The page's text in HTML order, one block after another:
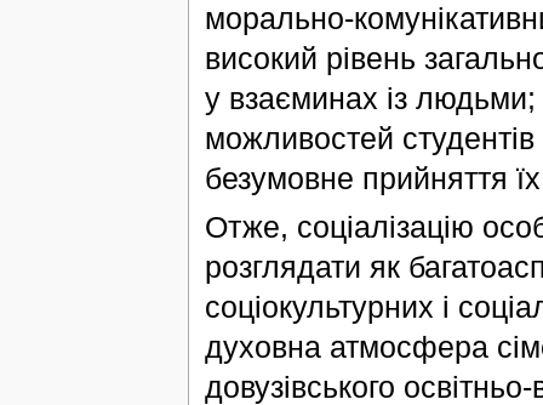
морально-
високий рівень
у взаєминах із людьми;
можливостей студентів
безумовне прийняття
Отже, соціалізацію
розглядати як
соціокультурних і
духовна атмосфера
довузівського